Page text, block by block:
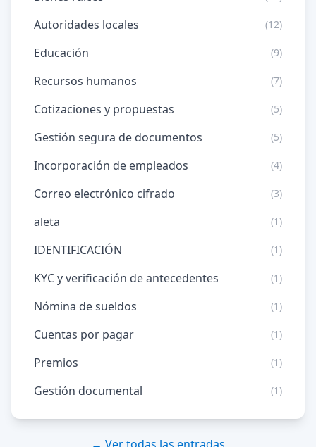
Autoridades locales (12)
Educación (9)
Recursos humanos (7)
Cotizaciones y propuestas (5)
Gestión segura de documentos (5)
Incorporación de empleados (4)
Correo electrónico cifrado (3)
aleta (1)
IDENTIFICACIÓN (1)
KYC y verificación de antecedentes (1)
Nómina de sueldos (1)
Cuentas por pagar (1)
Premios (1)
Gestión documental (1)